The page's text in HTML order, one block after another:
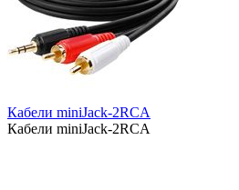
Кабели miniJack-2RCA
Кабели miniJack-2RCA